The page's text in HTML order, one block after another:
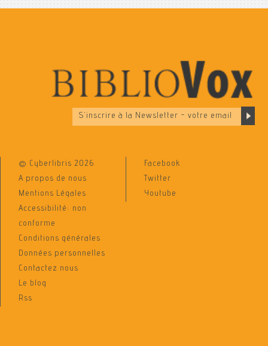
© Cyberlibris 2026
A propos de nous
Mentions Légales
Accessibilité: non
conforme
Conditions générales
Données personnelles
Contactez nous
Le blog
Rss
Facebook
Twitter
Youtube